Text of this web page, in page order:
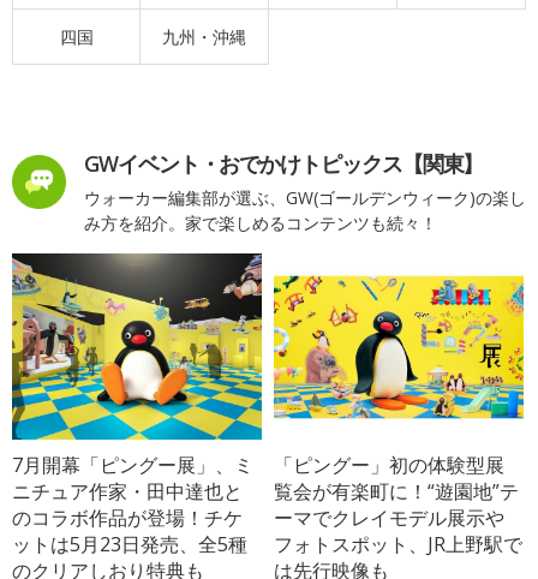
四国 九州・沖縄
GWイベント・おでかけトピックス【関東】
ウォーカー編集部が選ぶ、GW(ゴールデンウィーク)の楽し
み方を紹介。家で楽しめるコンテンツも続々！
7月開幕「ピングー展」、ミ
ニチュア作家・田中達也と
のコラボ作品が登場！チケ
ットは5月23日発売、全5種
のクリアしおり特典も
「ピングー」初の体験型展
覧会が有楽町に！“遊園地”テ
ーマでクレイモデル展示や
フォトスポット、JR上野駅で
は先行映像も